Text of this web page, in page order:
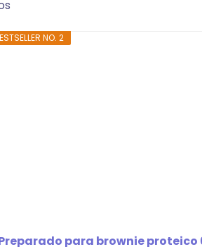
NO. 2
para brownie proteico